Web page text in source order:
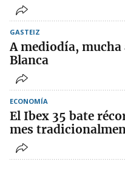
GASTEIZ
A mediodía, mucha
Blanca
ECONOMÍA
El Ibex 35 bate
mes